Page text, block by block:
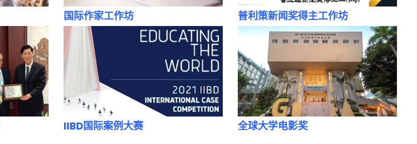
国际作家工作坊 普利策新闻奖得主工作坊
IIBD国际案例大赛 全球大学电影奖